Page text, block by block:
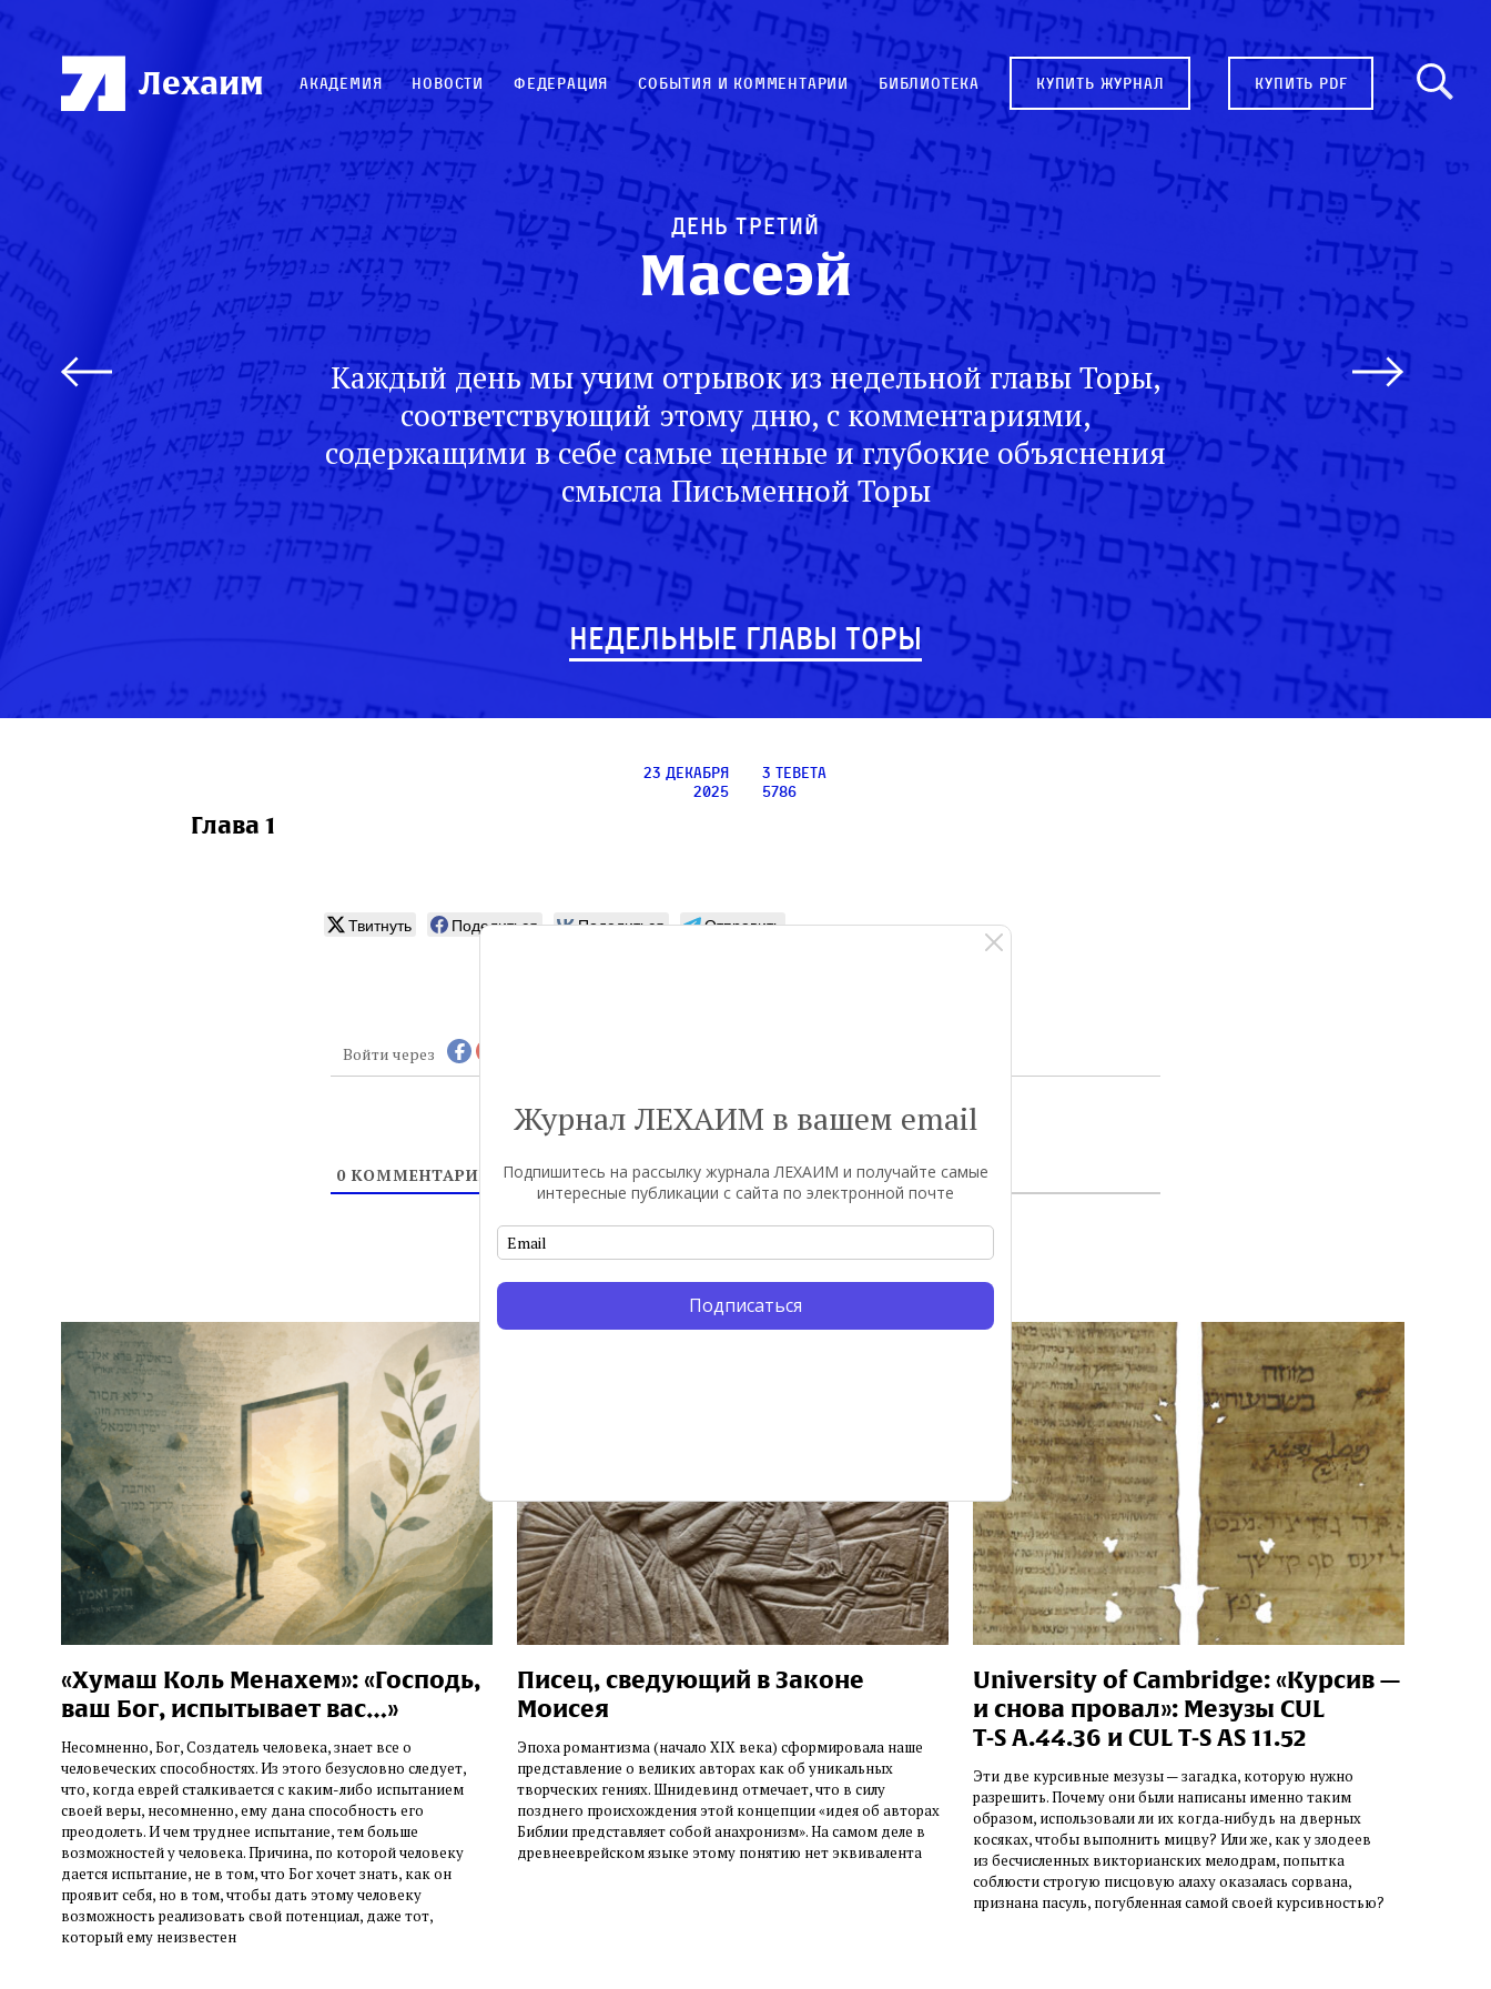
Лехаим Академия Новости Федерация События и комментарии Библиотека купить журнал купить pdf
День третий
Масеэй
Каждый день мы учим отрывок из недельной главы Торы,
соответствующий этому дню, с комментариями,
содержащими в себе самые ценные и глубокие объяснения
смысла Письменной Торы
НЕДЕЛЬНЫЕ ГЛАВЫ ТОРЫ
23 декабря
2025
3 тевета
5786
Глава 1
Твитнуть Поделиться Поделиться Отправить
Войти через
Пожалуйста, войдите, чтобы прокомментировать
0 КОММЕНТАРИЕВ
«Хумаш Коль Менахем»: «Господь,
ваш Бог, испытывает вас…»
Несомненно, Бог, Создатель человека, знает все о
человеческих способностях. Из этого безусловно следует,
что, когда еврей сталкивается с каким-либо испытанием
своей веры, несомненно, ему дана способность его
преодолеть. И чем труднее испытание, тем больше
возможностей у человека. Причина, по которой человеку
дается испытание, не в том, что Бог хочет знать, как он
проявит себя, но в том, чтобы дать этому человеку
возможность реализовать свой потенциал, даже тот,
который ему неизвестен
Писец, сведующий в Законе
Моисея
Эпоха романтизма (начало XIX века) сформировала наше
представление о великих авторах как об уникальных
творческих гениях. Шнидевинд отмечает, что в силу
позднего происхождения этой концепции «идея об авторах
Библии представляет собой анахронизм». На самом деле в
древнееврейском языке этому понятию нет эквивалента
University of Cambridge: «Курсив —
и снова провал»: Мезузы CUL
T‑S A.44.36 и CUL T‑S AS 11.52
Эти две курсивные мезузы — загадка, которую нужно
разрешить. Почему они были написаны именно таким
образом, использовали ли их когда‑нибудь на дверных
косяках, чтобы выполнить мицву? Или же, как у злодеев
из бесчисленных викторианских мелодрам, попытка
соблюсти строгую писцовую алаху оказалась сорвана,
признана пасуль, погубленная самой своей курсивностью?
Журнал ЛЕХАИМ в вашем email
Подпишитесь на рассылку журнала ЛЕХАИМ и получайте самые
интересные публикации с сайта по электронной почте
Подписаться